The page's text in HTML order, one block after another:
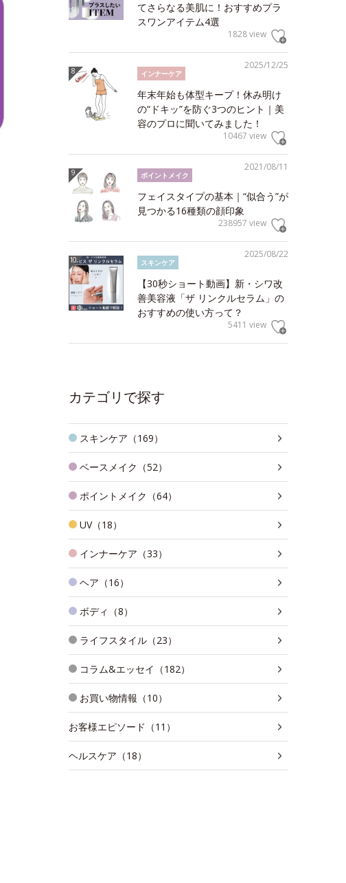
てさらなる美肌に！おすすめプラ
スワンアイテム4選
1828 view
2025/12/25
インナーケア
年末年始も体型キープ！休み明け
の“ドキッ”を防ぐ3つのヒント｜美
容のプロに聞いてみました！
10467 view
2021/08/11
ポイントメイク
フェイスタイプの基本｜“似合う”が
見つかる16種類の顔印象
238957 view
2025/08/22
スキンケア
【30秒ショート動画】新・シワ改
善美容液「ザ リンクルセラム」の
おすすめの使い方って？
5411 view
カテゴリで探す
スキンケア（169）
ベースメイク（52）
ポイントメイク（64）
UV（18）
インナーケア（33）
ヘア（16）
ボディ（8）
ライフスタイル（23）
コラム&エッセイ（182）
お買い物情報（10）
お客様エピソード（11）
ヘルスケア（18）